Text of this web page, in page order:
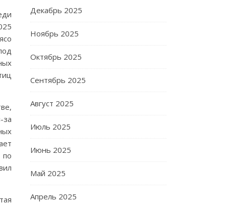
по
Декабрь 2025
Ноябрь 2025
Октябрь 2025
Сентябрь 2025
Август 2025
Июль 2025
Июнь 2025
Май 2025
Апрель 2025